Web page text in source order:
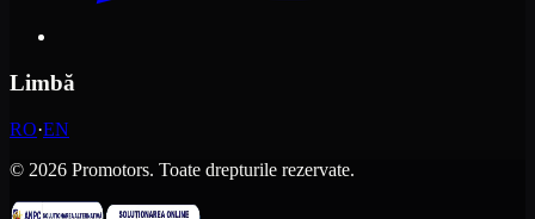
Limbă
RO·EN
© 2026 Promotors. Toate drepturile rezervate.